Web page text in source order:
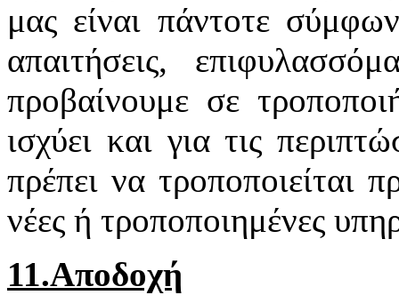
μας είναι πάντοτε
απαιτήσεις,
προβαίνουμε σε
ισχύει και για τις
πρέπει να τροποποιείται
νέες ή τροποποιημένες
11.Αποδοχή